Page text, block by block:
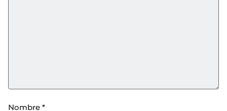
Nombre *